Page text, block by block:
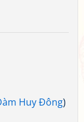
Huy Đông)